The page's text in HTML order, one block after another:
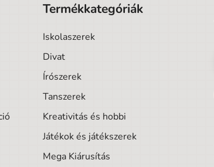
Termékkategóriák
Iskolaszerek
Divat
Írószerek
Tanszerek
Kreativitás és hobbi
Játékok és játékszerek
Mega Kiárusítás